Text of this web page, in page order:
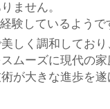
ません。
験しているようで
しく調和してお
ムーズに現代の
が大きな進歩を